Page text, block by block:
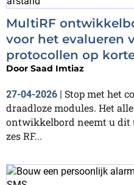
MultiRF
voor het evalueren
protocollen op
Door Saad Imtiaz
27-04-2026 | Stop met het
draadloze modules. Het
ontwikkelbord neemt u dit
zes RF...